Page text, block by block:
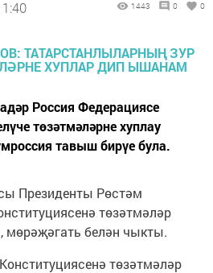
1443 0 0
Россия Федерациясе
төзәтмәләрне хуплау
тавыш бирүе була.
Президенты Рөстәм
төзәтмәләр
мөрәҗәгать белән чыкты.
төзәтмәләр